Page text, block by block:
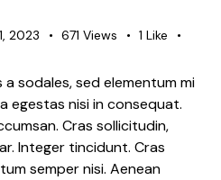
2023 671 Views 1 Like
sodales, sed elementum mi
egestas nisi in consequat.
Cras sollicitudin,
Integer tincidunt. Cras
semper nisi. Aenean